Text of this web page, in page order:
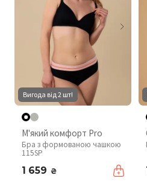
Вигода від 2 шт!
М'який комфорт Pro
Бра з формованою чашкою
115SP
1 659 ₴